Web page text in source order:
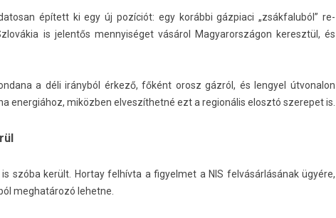
épített ki egy új pozíciót: egy korábbi gáz­piaci „zsák­faluból” re­
is jelen­tős men­nyiséget vásárol Magyarországon keresztül, és
a déli irányból érkező, főként orosz gázról, és len­gyel útvonalon
en­er­giához, miközben el­veszít­hetné ezt a re­gionális elosztó szerepet is.
szóba került. Hor­tay felhívta a figyel­met a NIS felvásárlásának ügyére,
meg­határozó lehet­ne.